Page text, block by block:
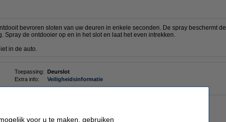
bevroren sloten van uw deuren in enkele seconden. De spray beschermt de
Spray de ontdooier op en in het slot en laat het even intrekken.
in de auto.
Toepassing: Deurslot
Extra info:
Veiligheidsinformatie
worden.
voor u te maken, gebruiken